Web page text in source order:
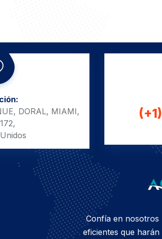
DORAL, MIAMI,
Confía en
eficientes que